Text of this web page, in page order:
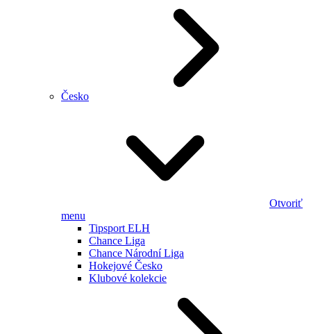
Česko
Otvoriť
menu
Tipsport ELH
Chance Liga
Chance Národní Liga
Hokejové Česko
Klubové kolekcie